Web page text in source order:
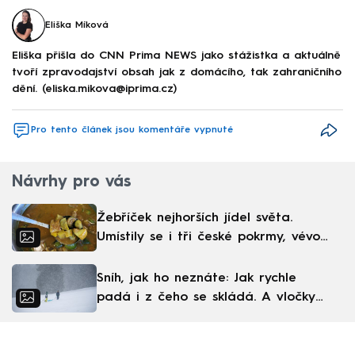
Eliška Míková
Eliška přišla do CNN Prima NEWS jako stážistka a aktuálně
tvoří zpravodajství obsah jak z domácího, tak zahraničního
dění. (eliska.mikova@iprima.cz)
Pro tento článek jsou komentáře vypnuté
Návrhy pro vás
Žebříček nejhorších jídel světa.
Umístily se i tři české pokrmy, vévodí
Sníh, jak ho neznáte: Jak rychle
padá i z čeho se skládá. A vločky